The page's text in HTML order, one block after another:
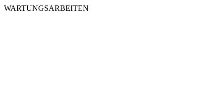
WARTUNGSARBEITEN